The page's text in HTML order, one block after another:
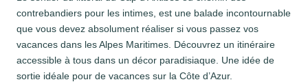
contrebandiers pour les intimes, est une balade incontournable
que vous devez absolument réaliser si vous passez vos
vacances dans les Alpes Maritimes. Découvrez un itinéraire
accessible à tous dans un décor paradisiaque. Une idée de
sortie idéale pour de vacances sur la Côte d’Azur.